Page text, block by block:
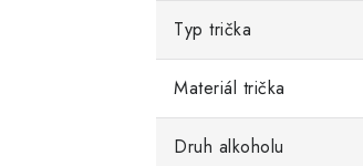
Typ trička
Materiál trička
Druh alkoholu